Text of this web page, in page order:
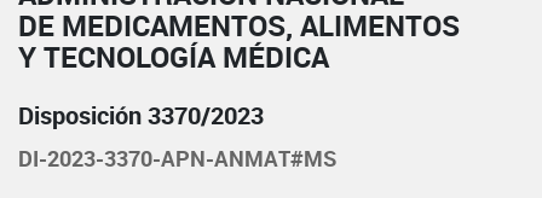
DE MEDICAMENTOS, ALIMENTOS
Y TECNOLOGÍA MÉDICA
Disposición 3370/2023
DI-2023-3370-APN-ANMAT#MS